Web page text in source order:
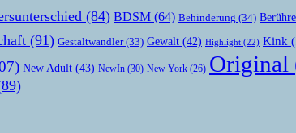
(84) BDSM (64) Behinderung (34)
(91) Gestaltwandler(33) Gewalt (42) Highlight (22) Kink
New Adult (43) NewIn (30) New York (26) Original